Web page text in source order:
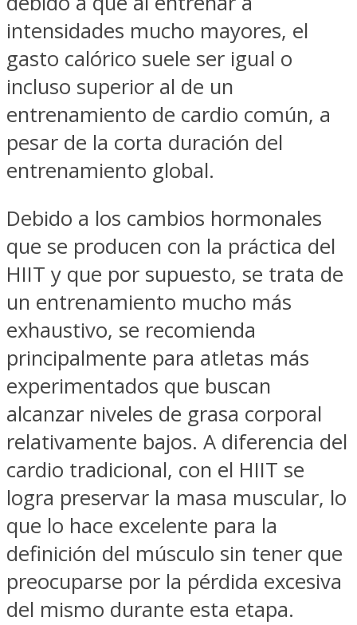
intensidades mucho mayores, el
gasto calórico suele ser igual o
incluso superior al de un
entrenamiento de cardio común, a
pesar de la corta duración del
entrenamiento global.
Debido a los cambios hormonales
que se producen con la práctica del
HIIT y que por supuesto, se trata de
un entrenamiento mucho más
exhaustivo, se recomienda
principalmente para atletas más
experimentados que buscan
alcanzar niveles de grasa corporal
relativamente bajos. A diferencia del
cardio tradicional, con el HIIT se
logra preservar la masa muscular, lo
que lo hace excelente para la
definición del músculo sin tener que
preocuparse por la pérdida excesiva
del mismo durante esta etapa.